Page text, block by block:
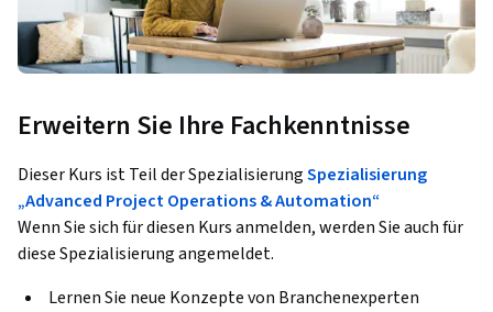
Erweitern Sie Ihre Fachkenntnisse
Dieser Kurs ist Teil der SpezialisierungSpezialisierung
„Advanced Project Operations & Automation“
Wenn Sie sich für diesen Kurs anmelden, werden Sie auch für
diese Spezialisierung angemeldet.
Lernen Sie neue Konzepte von Branchenexperten